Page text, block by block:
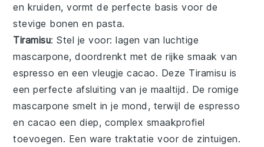
en kruiden, vormt de perfecte basis voor de
stevige bonen en pasta.
Tiramisu: Stel je voor: lagen van luchtige
mascarpone, doordrenkt met de rijke smaak van
espresso en een vleugjecacao. Deze Tiramisu is
een perfecte afsluiting van je maaltijd. De romige
mascarpone smelt in je mond, terwijl deespresso
en cacao een diep, complex smaakprofiel
toevoegen. Een ware traktatie voor de zintuigen.